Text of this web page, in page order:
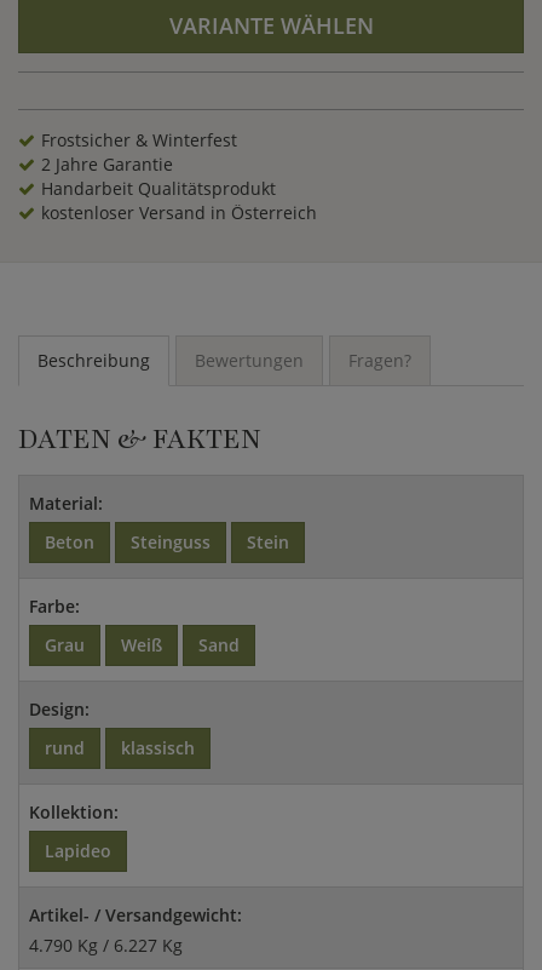
VARIANTE WÄHLEN
Frostsicher & Winterfest
2 Jahre Garantie
Handarbeit Qualitätsprodukt
kostenloser Versand in Österreich
Beschreibung Bewertungen Fragen?
DATEN & FAKTEN
Material:
Beton
Steinguss Stein
Farbe:
Grau
Weiß Sand
Design:
rund
klassisch
Kollektion:
Lapideo
Artikel- / Versandgewicht:
4.790 Kg / 6.227 Kg